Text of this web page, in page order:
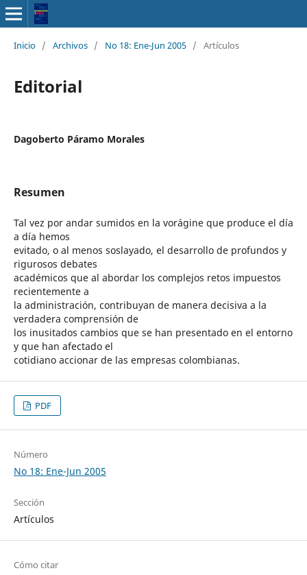
Inicio / Archivos / No 18: Ene-Jun 2005 / Artículos
Editorial
Dagoberto Páramo Morales
Resumen
Tal vez por andar sumidos en la vorágine que produce el día
a día hemos
evitado, o al menos soslayado, el desarrollo de profundos y
rigurosos debates
académicos que al abordar los complejos retos impuestos
recientemente a
la administración, contribuyan de manera decisiva a la
verdadera comprensión de
los inusitados cambios que se han presentado en el entorno
y que han afectado el
cotidiano accionar de las empresas colombianas.
PDF
Número
No 18: Ene-Jun 2005
Sección
Artículos
Cómo citar